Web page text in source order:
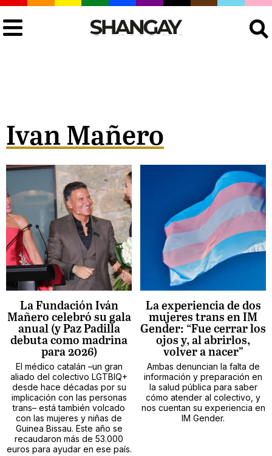
Ivan Mañero
La Fundación Iván
Mañero celebró su gala
anual (y Paz Padilla
debuta como madrina
para 2026)
El médico catalán –un gran
aliado del colectivo LGTBIQ+
desde hace décadas por su
implicación con las personas
trans– está también volcado
con las mujeres y niñas de
Guinea Bissau. Este año se
recaudaron más de 53.000
euros para ayudar en ese país.
La experiencia de dos
mujeres trans en IM
Gender: “Fue cerrar los
ojos y, al abrirlos,
volver a nacer”
Ambas denuncian la falta de
información y preparación en
la salud pública para saber
cómo atender al colectivo, y
nos cuentan su experiencia en
IM Gender.